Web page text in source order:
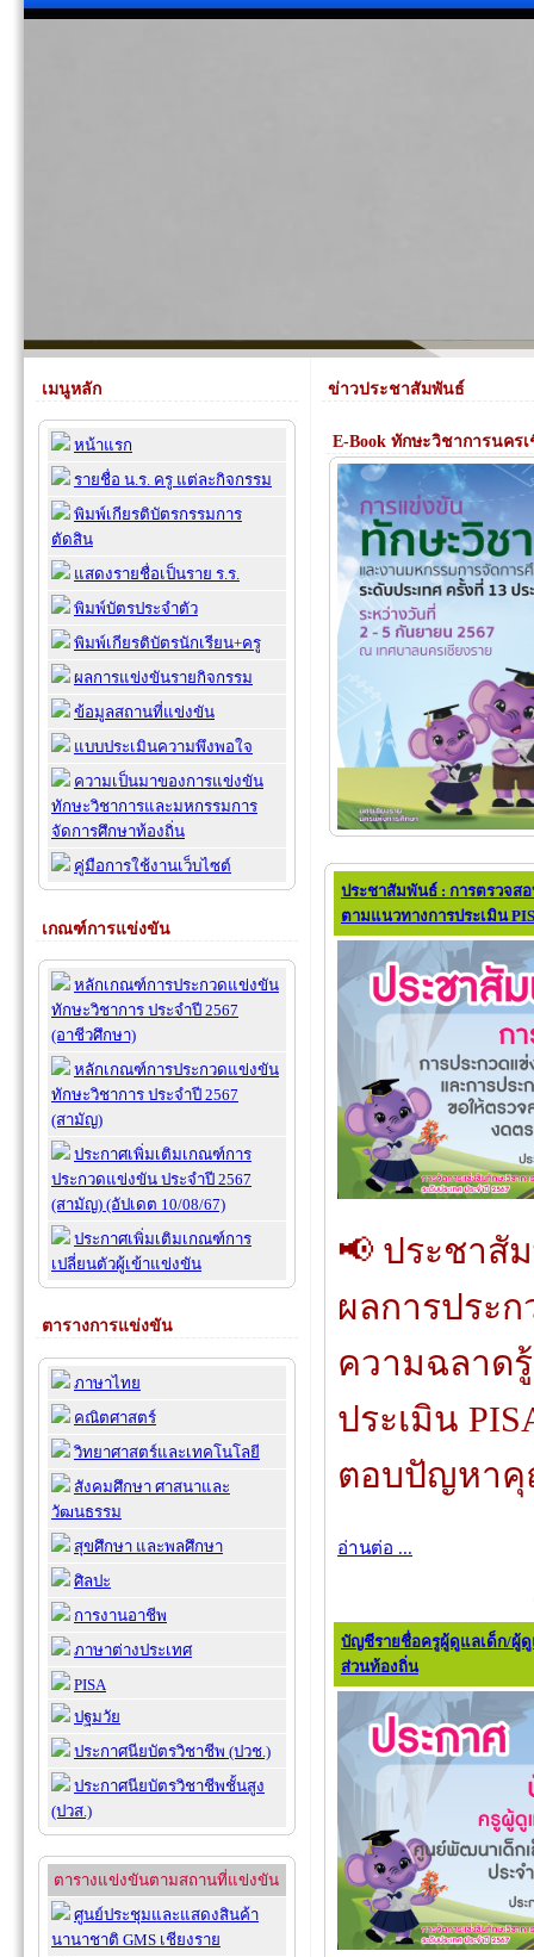
เมนูหลัก
หน้าแรก
รายชื่อ น.ร. ครู แต่ละกิจกรรม
พิมพ์เกียรติบัตรกรรมการ
ตัดสิน
แสดงรายชื่อเป็นราย ร.ร.
พิมพ์บัตรประจำตัว
พิมพ์เกียรติบัตรนักเรียน+ครู
ผลการแข่งขันรายกิจกรรม
ข้อมูลสถานที่แข่งขัน
แบบประเมินความพึงพอใจ
ความเป็นมาของการแข่งขัน
ทักษะวิชาการและมหกรรมการ
จัดการศึกษาท้องถิ่น
คู่มือการใช้งานเว็บไซต์
เกณฑ์การแข่งขัน
หลักเกณฑ์การประกวดแข่งขัน
ทักษะวิชาการ ประจำปี 2567
(อาชีวศึกษา)
หลักเกณฑ์การประกวดแข่งขัน
ทักษะวิชาการ ประจำปี 2567
(สามัญ)
ประกาศเพิ่มเติมเกณฑ์การ
ประกวดแข่งขัน ประจำปี 2567
(สามัญ) (อัปเดต 10/08/67)
ประกาศเพิ่มเติมเกณฑ์การ
เปลี่ยนตัวผู้เข้าแข่งขัน
ตารางการแข่งขัน
ภาษาไทย
คณิตศาสตร์
วิทยาศาสตร์และเทคโนโลยี
สังคมศึกษา ศาสนาและ
วัฒนธรรม
สุขศึกษา และพลศึกษา
ศิลปะ
การงานอาชีพ
ภาษาต่างประเทศ
PISA
ปฐมวัย
ประกาศนียบัตรวิชาชีพ (ปวช.)
ประกาศนียบัตรวิชาชีพชั้นสูง
(ปวส.)
ตารางแข่งขันตามสถานที่แข่งขัน
ศูนย์ประชุมและแสดงสินค้า
นานาชาติ GMS เชียงราย
ข่าวประชาสัมพันธ์
E-Book ทักษะวิชาการนครเ
ประชาสัมพันธ์ : การตรวจส
ตามแนวทางการประเมิน
📢 ประชาสั
ผลการประ
ความฉลาด
ประเมิน
ตอบปัญหา
อ่านต่อ ...
บัญชีรายชื่อครูผู้ดูแลเด็ก/ผู้
ส่วนท้องถิ่น